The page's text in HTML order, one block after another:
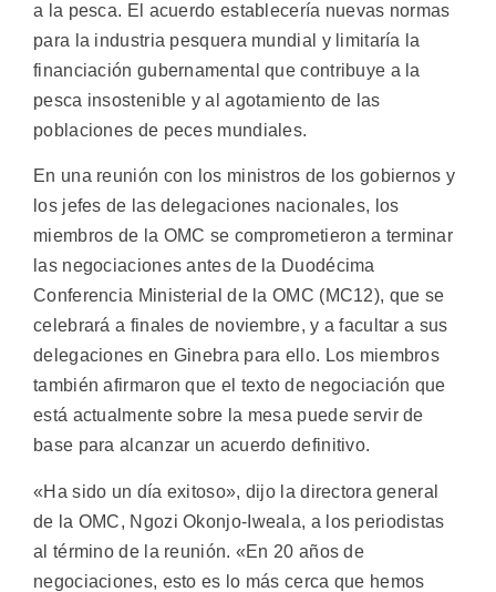
a la pesca. El acuerdo establecería nuevas normas
para la industria pesquera mundial y limitaría la
financiación gubernamental que contribuye a la
pesca insostenible y al agotamiento de las
poblaciones de peces mundiales.
En una reunión con los ministros de los gobiernos y
los jefes de las delegaciones nacionales, los
miembros de la OMC se comprometieron a terminar
las negociaciones antes de la Duodécima
Conferencia Ministerial de la OMC (MC12), que se
celebrará a finales de noviembre, y a facultar a sus
delegaciones en Ginebra para ello. Los miembros
también afirmaron que el texto de negociación que
está actualmente sobre la mesa puede servir de
base para alcanzar un acuerdo definitivo.
«Ha sido un día exitoso», dijo la directora general
de la OMC, Ngozi Okonjo-Iweala, a los periodistas
al término de la reunión. «En 20 años de
negociaciones, esto es lo más cerca que hemos